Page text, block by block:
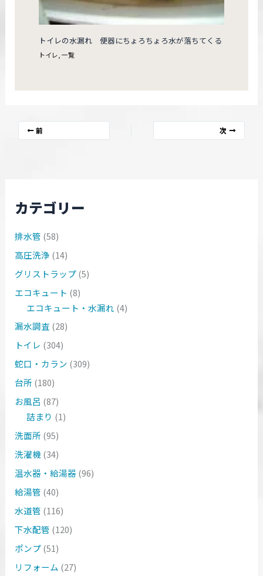
トイレの水漏れ 便器にちょろちょろ水が落ちてくる
トイレ,一覧
前 次
カテゴリー
排水管 (58)
高圧洗浄 (14)
グリストラップ(5)
エコキュート (8)
エコキュート・水漏れ (4)
漏水調査 (28)
トイレ (304)
蛇口・カラン (309)
台所 (180)
お風呂 (87)
詰まり (1)
洗面所 (95)
洗濯機 (34)
温水器・給湯器(96)
給湯管 (40)
水道管 (116)
下水配管 (120)
ポンプ(51)
リフォーム (27)